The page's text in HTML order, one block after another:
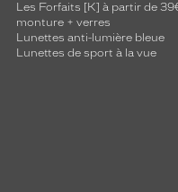
Les Forfaits [K] à partir de
monture + verres
Lunettes anti-lumière bleue
Lunettes de sport à la vue